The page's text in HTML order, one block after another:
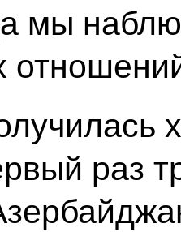
мы
раз